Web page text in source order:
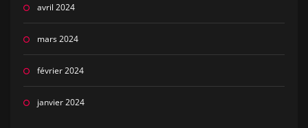
avril 2024
mars 2024
février 2024
janvier 2024